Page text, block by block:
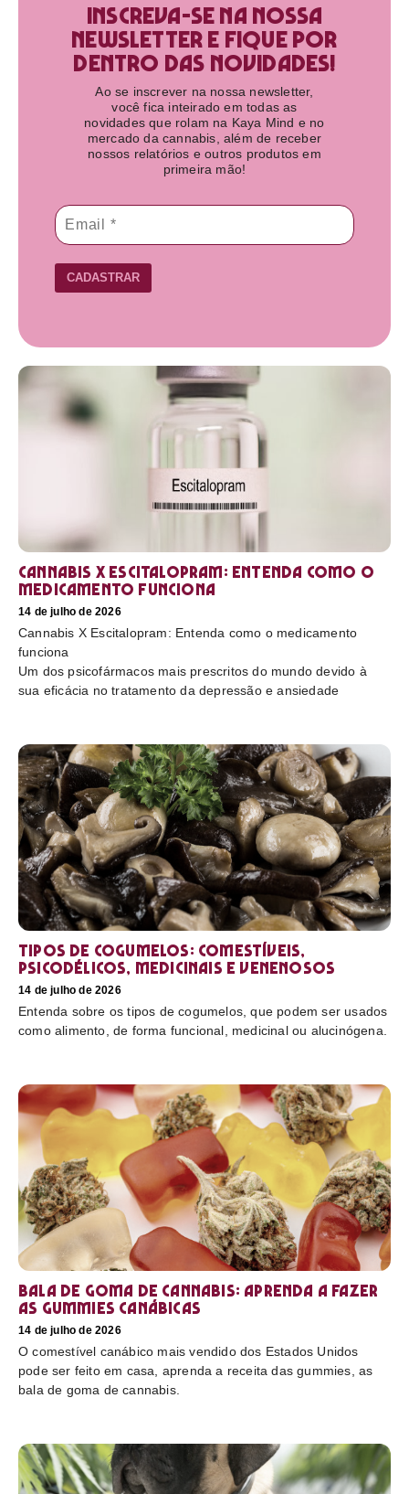
Inscreva-se na nossa
newsletter e fique por
dentro das novidades!​
Ao se inscrever na nossa newsletter,
você fica inteirado em todas as
novidades que rolam na Kaya Mind e no
mercado da cannabis, além de receber
nossos relatórios e outros produtos em
primeira mão!
CADASTRAR
Cannabis X Escitalopram: Entenda como o
medicamento funciona
14 de julho de 2026
Cannabis X Escitalopram: Entenda como o medicamento
funciona
Um dos psicofármacos mais prescritos do mundo devido à
sua eficácia no tratamento da depressão e ansiedade
Tipos de cogumelos: comestíveis,
psicodélicos, medicinais e venenosos
14 de julho de 2026
Entenda sobre os tipos de cogumelos, que podem ser usados
como alimento, de forma funcional, medicinal ou alucinógena.
Bala de goma de cannabis: aprenda a fazer
as gummies canábicas
14 de julho de 2026
O comestível canábico mais vendido dos Estados Unidos
pode ser feito em casa, aprenda a receita das gummies, as
bala de goma de cannabis.